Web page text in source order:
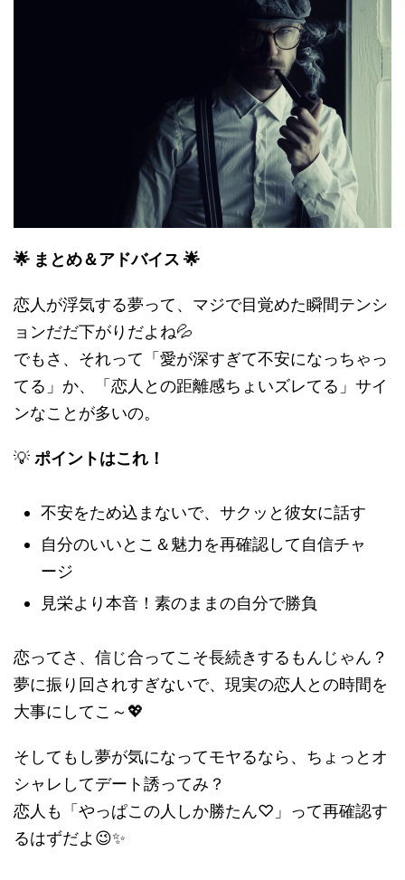
🌟 まとめ＆アドバイス 🌟
恋人が浮気する夢って、マジで目覚めた瞬間テンシ
ョンだだ下がりだよね💦
でもさ、それって「愛が深すぎて不安になっちゃっ
てる」か、「恋人との距離感ちょいズレてる」サイ
ンなことが多いの。
💡 ポイントはこれ！
不安をため込まないで、サクッと彼女に話す
自分のいいとこ＆魅力を再確認して自信チャ
ージ
見栄より本音！素のままの自分で勝負
恋ってさ、信じ合ってこそ長続きするもんじゃん？
夢に振り回されすぎないで、現実の恋人との時間を
大事にしてこ～💖
そしてもし夢が気になってモヤるなら、ちょっとオ
シャレしてデート誘ってみ？
恋人も「やっぱこの人しか勝たん♡」って再確認す
るはずだよ😉✨